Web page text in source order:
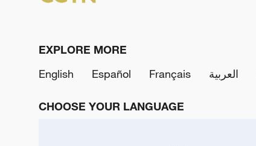
EXPLORE MORE
English
Español Français العربية
CHOOSE YOUR LANGUAGE